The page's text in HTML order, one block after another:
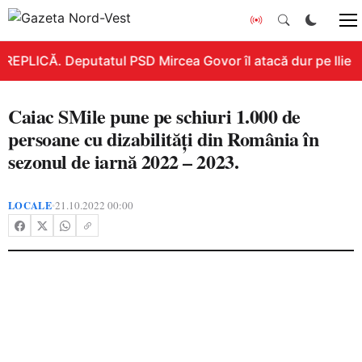
Deputatul PSD Mircea Govor îl atacă dur pe Ilie
Caiac SMile pune pe schiuri 1.000 de
persoane cu dizabilități din România în
sezonul de iarnă 2022 – 2023.
LOCALE•21.10.2022 00:00